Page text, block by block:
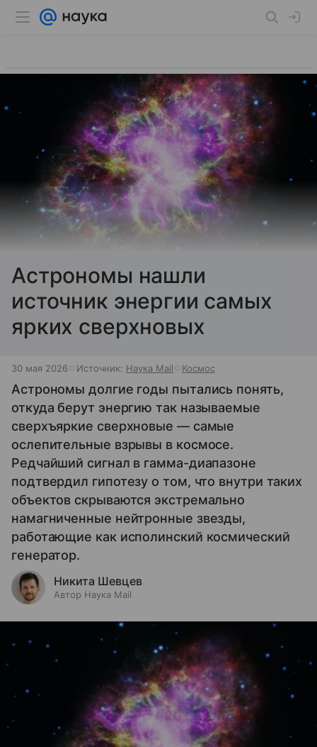
Астрономы нашли
источник энергии самых
ярких сверхновых
30 мая 2026 Источник: Наука Mail Космос
Астрономы долгие годы пытались понять,
откуда берут энергию так называемые
сверхъяркие сверхновые — самые
ослепительные взрывы в космосе.
Редчайший сигнал в гамма-диапазоне
подтвердил гипотезу о том, что внутри таких
объектов скрываются экстремально
намагниченные нейтронные звезды,
работающие как исполинский космический
генератор.
Никита Шевцев
Автор Наука Mail